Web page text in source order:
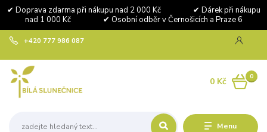
✔ Doprava zdarma při nákupu nad 2 000 Kč ✔ Dárek při nákupu
nad 1 000 Kč ✔ Osobní odběr v Černošicích a Praze 6
Menu
+420 777 986 087
0
0 Kč